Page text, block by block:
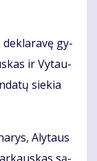
de­kla­ra­vę gy­
ir Vy­tau­
sie­kia
Aly­taus